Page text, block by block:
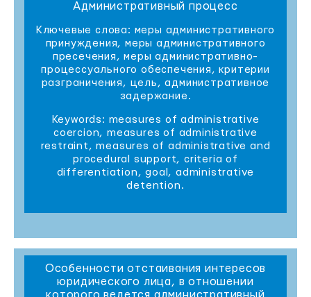
Административный процесс
Ключевые слова: меры административного
принуждения, меры административного
пресечения, меры административно-
процессуального обеспечения, критерии
разграничения, цель, административное
задержание.
Keywords: measures of administrative
coercion, measures of administrative
restraint, measures of administrative and
procedural support, criteria of
differentiation, goal, administrative
detention.
Особенности отстаивания интересов
юридического лица, в отношении